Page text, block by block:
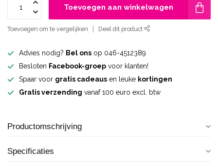
Toevoegen aan winkelwagen
Toevoegen om te vergelijken Deel dit product
Advies nodig? Bel ons op 046-4512389
Besloten Facebook-groep voor klanten!
Spaar voor gratis cadeaus en leuke kortingen
Gratis verzending vanaf 100 euro excl. btw
Productomschrijving
Specificaties